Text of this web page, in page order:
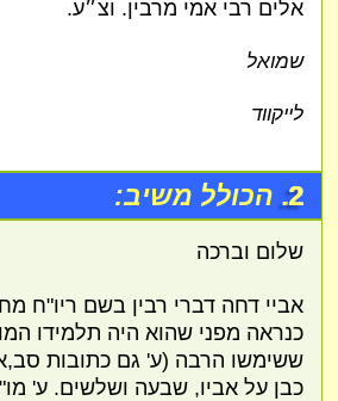
אלים רבי אמי מרבין. וצ״ע.
שמואל
לייקווד
2. הכולל משיב:
שלום וברכה
אביי דחה דברי רבין בשם ריו"ח
כנראה מפני שהוא היה תלמידו
ששימשו הרבה (ע' גם כתובות
כבן על אביו, שבעה ושלשים. ע'